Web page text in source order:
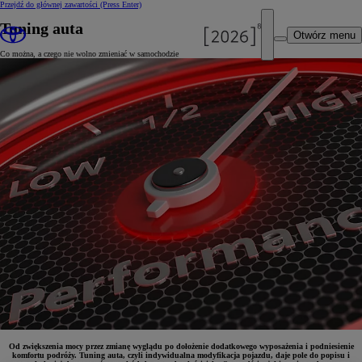
Przejdź do głównej zawartości (Press Enter)
Otwórz menu
Tuning auta
Co można, a czego nie wolno zmieniać w samochodzie
Od zwiększenia mocy przez zmianę wyglądu po dołożenie dodatkowego wyposażenia i podniesienie
komfortu podróży. Tuning auta, czyli indywidualna modyfikacja pojazdu, daje pole do popisu i